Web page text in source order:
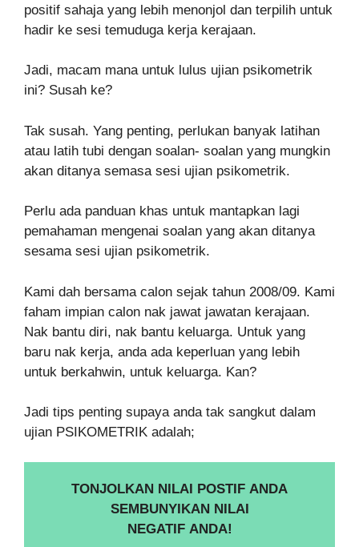
positif sahaja yang lebih menonjol dan terpilih untuk
hadir ke sesi temuduga kerja kerajaan.
Jadi, macam mana untuk lulus ujian psikometrik
ini? Susah ke?
Tak susah. Yang penting, perlukan banyak latihan
atau latih tubi dengan soalan- soalan yang mungkin
akan ditanya semasa sesi ujian psikometrik.
Perlu ada panduan khas untuk mantapkan lagi
pemahaman mengenai soalan yang akan ditanya
sesama sesi ujian psikometrik.
Kami dah bersama calon sejak tahun 2008/09. Kami
faham impian calon nak jawat jawatan kerajaan.
Nak bantu diri, nak bantu keluarga. Untuk yang
baru nak kerja, anda ada keperluan yang lebih
untuk berkahwin, untuk keluarga. Kan?
Jadi tips penting supaya anda tak sangkut dalam
ujian PSIKOMETRIK adalah;
TONJOLKAN NILAI POSTIF ANDA
SEMBUNYIKAN NILAI
NEGATIF ANDA!